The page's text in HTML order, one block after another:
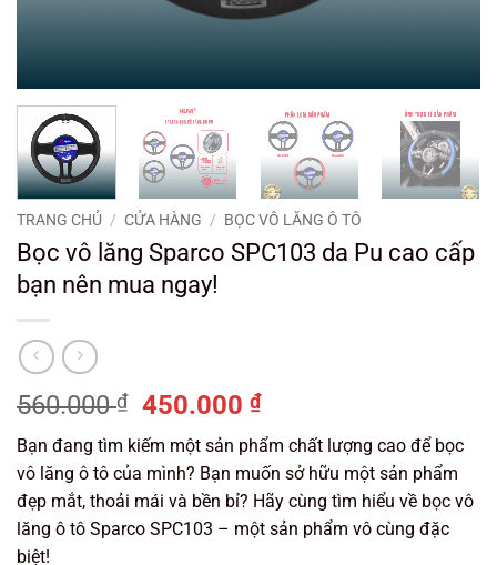
TRANG CHỦ / CỬA HÀNG / BỌC VÔ LĂNG Ô TÔ
Bọc vô lăng Sparco SPC103 da Pu cao cấp
bạn nên mua ngay!
560.000₫
Giá
gốc
là:
560.000 ₫.
450.000₫Giá
hiện
tại
là:
450.000 ₫.
Bạn đang tìm kiếm một sản phẩm chất lượng cao để bọc
vô lăng ô tô của mình? Bạn muốn sở hữu một sản phẩm
đẹp mắt, thoải mái và bền bỉ? Hãy cùng tìm hiểu về bọc vô
lăng ô tô Sparco SPC103 – một sản phẩm vô cùng đặc
biệt!